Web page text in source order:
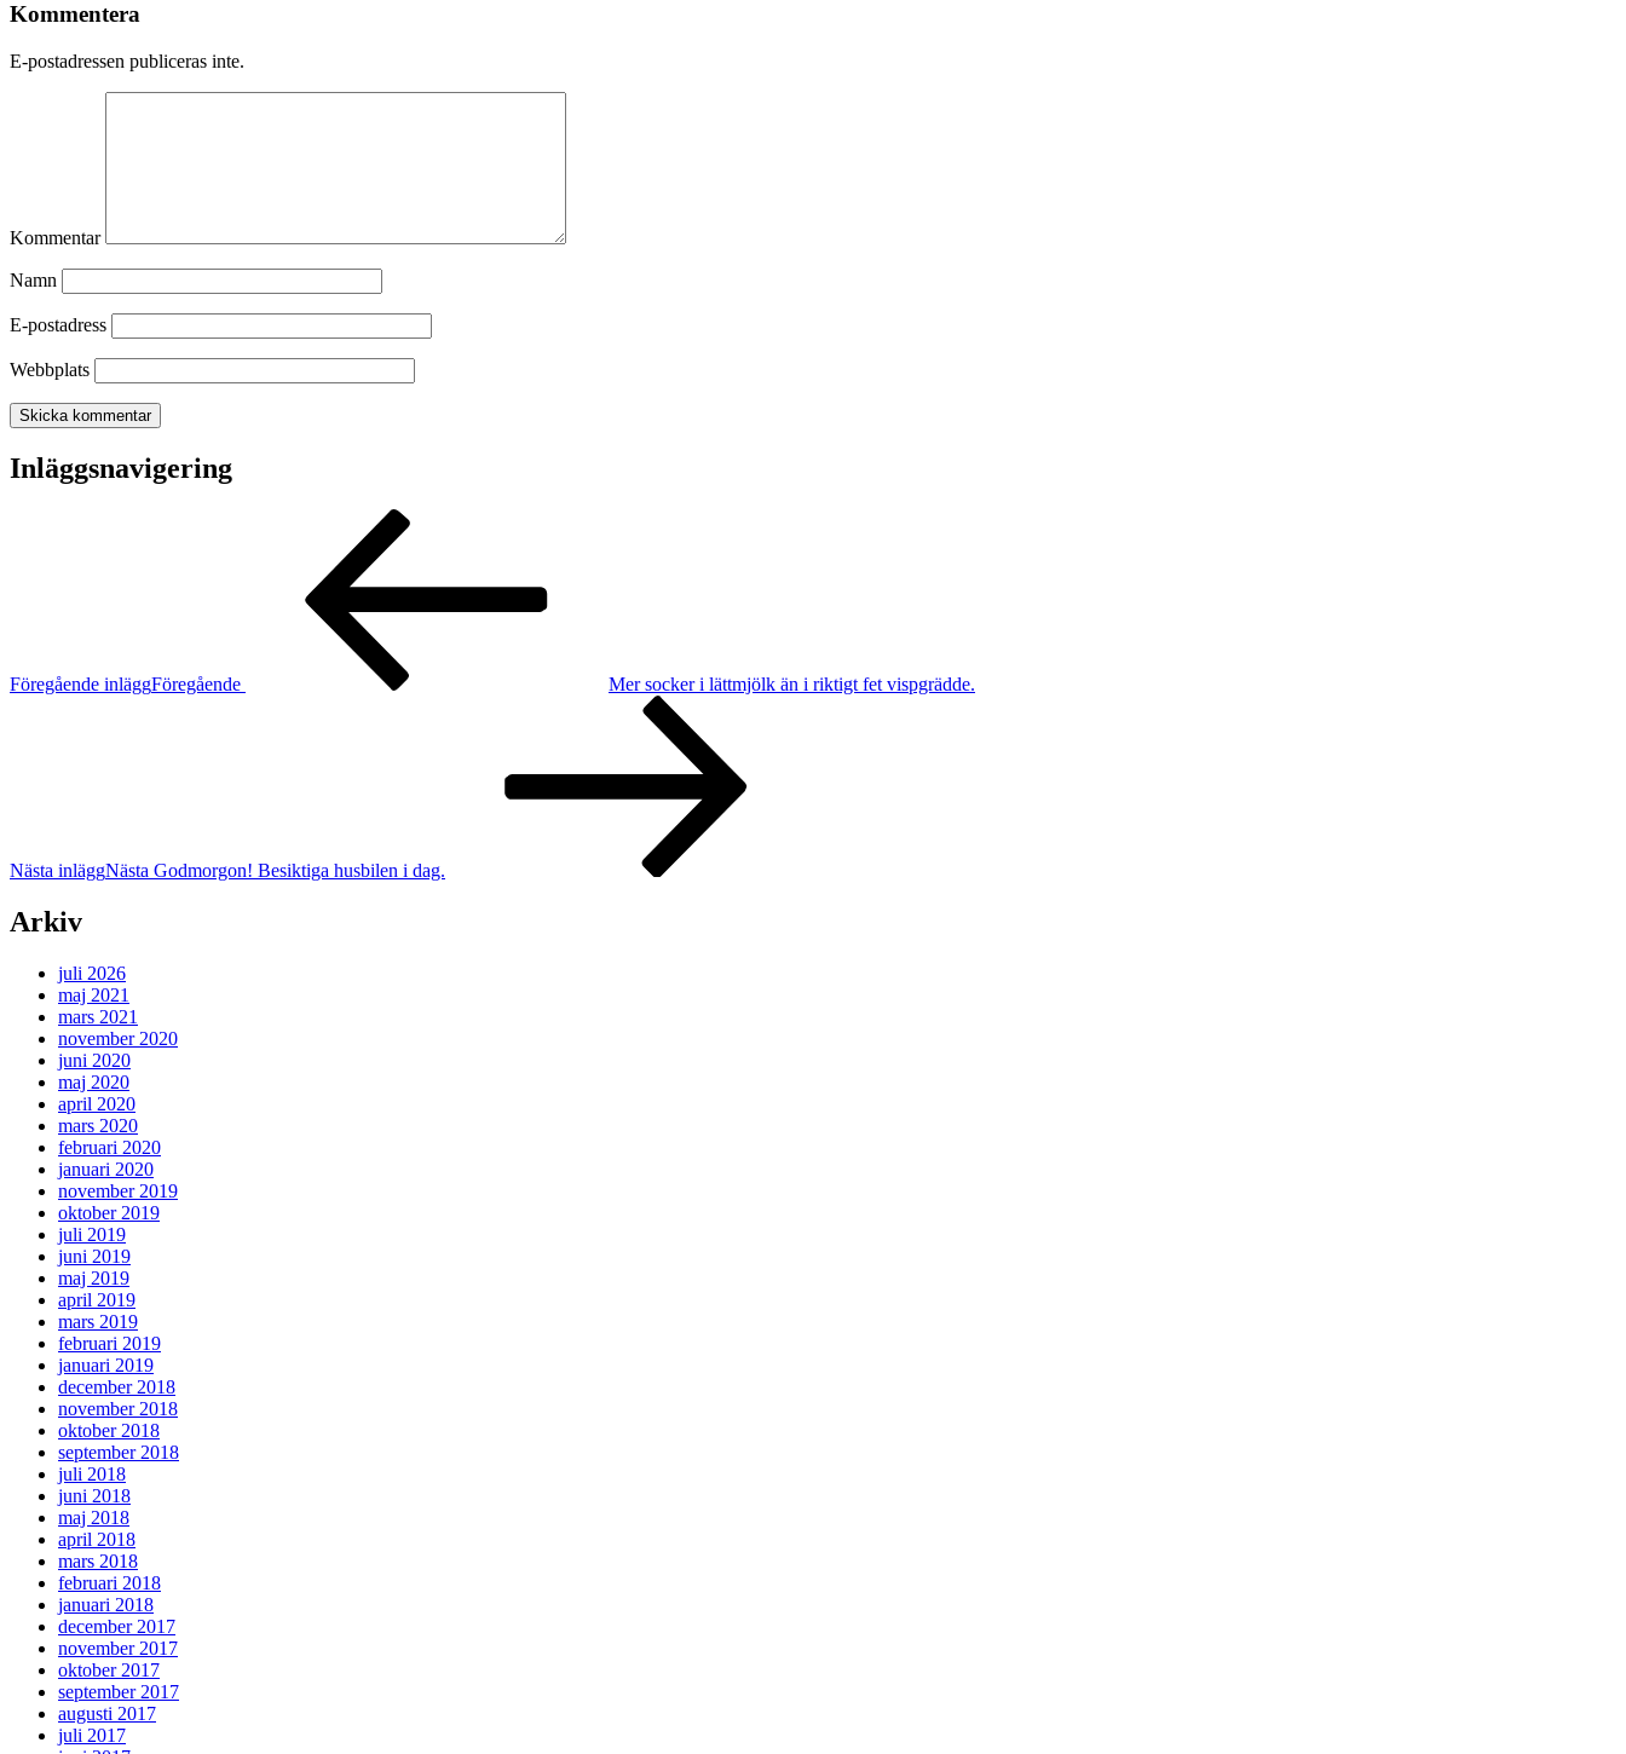
Kommentera
E-postadressen publiceras inte.
Kommentar
Namn
E-postadress
Webbplats
Inläggsnavigering
Föregående inläggFöregående Mer socker i lättmjölk än i riktigt fet vispgrädde.
Nästa inläggNästa Godmorgon! Besiktiga husbilen i dag.
Arkiv
juli 2026
maj 2021
mars 2021
november 2020
juni 2020
maj 2020
april 2020
mars 2020
februari 2020
januari 2020
november 2019
oktober 2019
juli 2019
juni 2019
maj 2019
april 2019
mars 2019
februari 2019
januari 2019
december 2018
november 2018
oktober 2018
september 2018
juli 2018
juni 2018
maj 2018
april 2018
mars 2018
februari 2018
januari 2018
december 2017
november 2017
oktober 2017
september 2017
augusti 2017
juli 2017